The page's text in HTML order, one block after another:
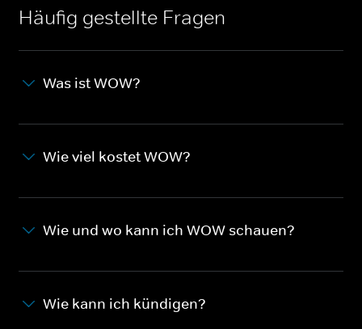
Häufig gestellte Fragen
Was ist WOW?
Wie viel kostet WOW?
Wie und wo kann ich WOW schauen?
Wie kann ich kündigen?